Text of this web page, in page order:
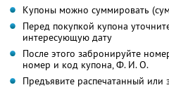
Купоны можно суммировать
Перед покупкой купона
интересующую дату
После этого забронируйте
номер и код купона,Ф. И. О.
Предъявите распечатанный